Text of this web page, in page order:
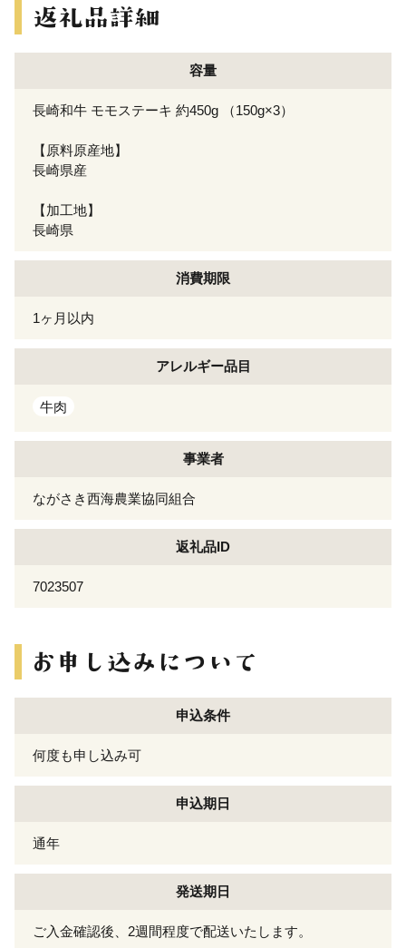
容量
長崎和牛 モモステーキ 約450g （150g×3）
【原料原産地】
長崎県産
【加工地】
長崎県
消費期限
1ヶ月以内
アレルギー品目
牛肉
事業者
ながさき西海農業協同組合
返礼品ID
7023507
申込条件
何度も申し込み可
申込期日
通年
発送期日
ご入金確認後、2週間程度で配送いたします。